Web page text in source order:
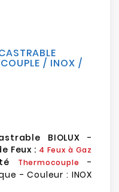
/ INOX /
BIOLUX -
Feux : 4 Feux à Gaz
Thermocouple
-
- Couleur : INOX